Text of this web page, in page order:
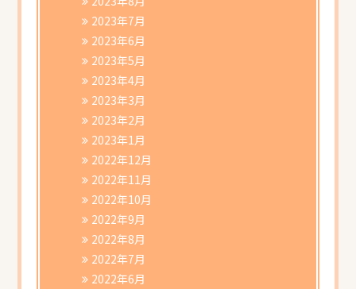
2023年7月
2023年6月
2023年5月
2023年4月
2023年3月
2023年2月
2023年1月
2022年12月
2022年11月
2022年10月
2022年9月
2022年8月
2022年7月
2022年6月